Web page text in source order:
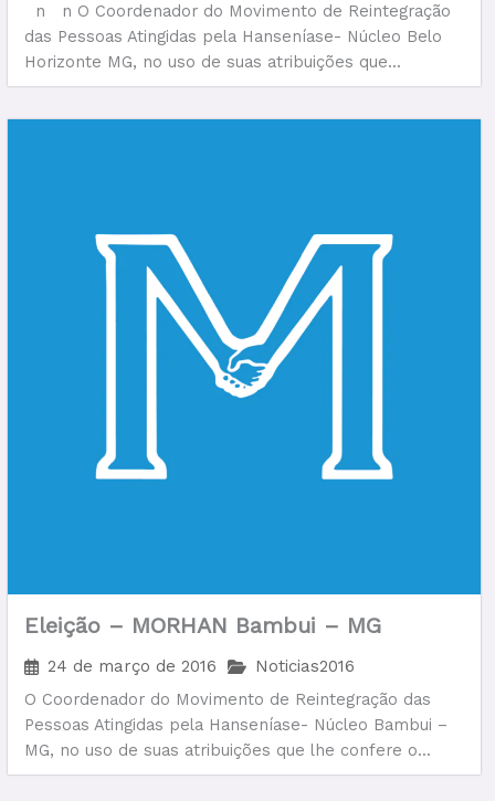
n n O Coordenador do Movimento de Reintegração
das Pessoas Atingidas pela Hanseníase- Núcleo Belo
Horizonte MG, no uso de suas atribuições que...
Eleição – MORHAN Bambui – MG
24 de março de 2016
Noticias2016
O Coordenador do Movimento de Reintegração das
Pessoas Atingidas pela Hanseníase- Núcleo Bambui –
MG, no uso de suas atribuições que lhe confere o...